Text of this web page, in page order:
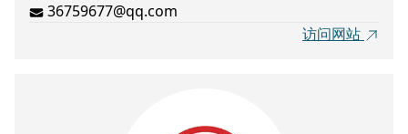
36759677@qq.com
访问网站